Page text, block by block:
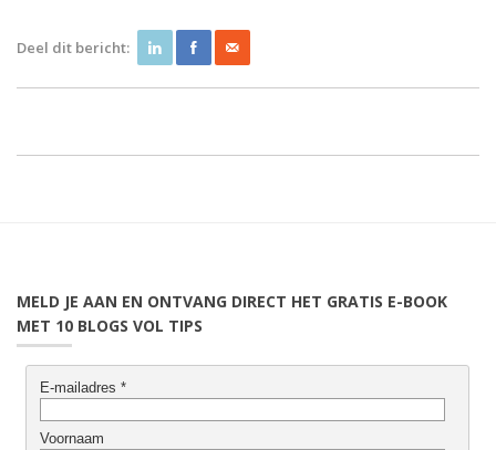
Deel dit bericht:
MELD JE AAN EN ONTVANG DIRECT HET GRATIS E-BOOK
MET 10 BLOGS VOL TIPS